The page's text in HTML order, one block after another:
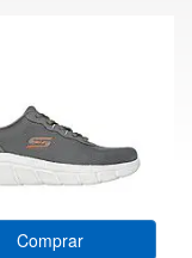
Comprar